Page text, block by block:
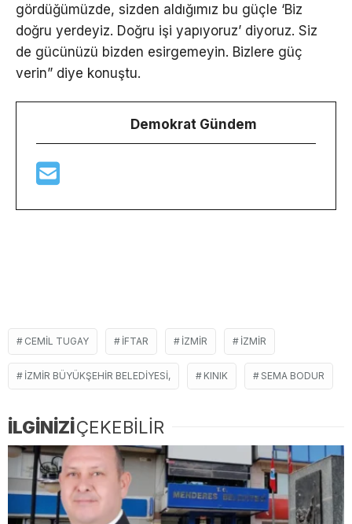
gördüğümüzde, sizden aldığımız bu güçle ‘Biz
doğru yerdeyiz. Doğru işi yapıyoruz’ diyoruz. Siz
de gücünüzü bizden esirgemeyin. Bizlere güç
verin” diye konuştu.
Demokrat Gündem
CEMIL TUGAY IFTAR İZMIR IZMIR
İZMIR BÜYÜKŞEHIR BELEDIYESI, KINIK SEMA BODUR
İLGİNİZİÇEKEBİLİR